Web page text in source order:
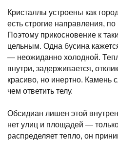
Кристаллы устроены как
есть строгие направления,
Поэтому прикосновение к
цельным. Одна бусина
— неожиданно холодной.
внутри, задерживается,
красиво, но инертно. Камень
чем ответить телу.
Обсидиан лишен этой
нет улиц и площадей —
распределяет тепло, он